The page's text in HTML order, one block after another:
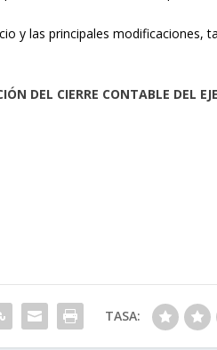
y las principales modificaciones,
DEL CIERRE CONTABLE DEL
TASA: